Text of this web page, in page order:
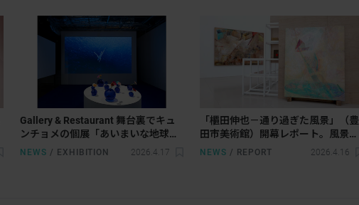
Gallery & Restaurant 舞台裏でキュ
ンチョメの個展「あいまいな地球に
花束を」が開催中。人類の食の歴史
NEWS / EXHIBITION 2026.4.17
「櫃田伸也－通り過ぎた風景」（豊
田市美術館）開幕レポート。風景を
描くとはどういうことなのか
NEWS / REPORT 2026.4.16